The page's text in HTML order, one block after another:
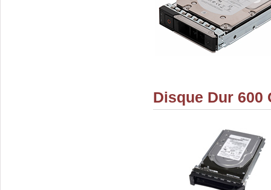
Disque Dur 600